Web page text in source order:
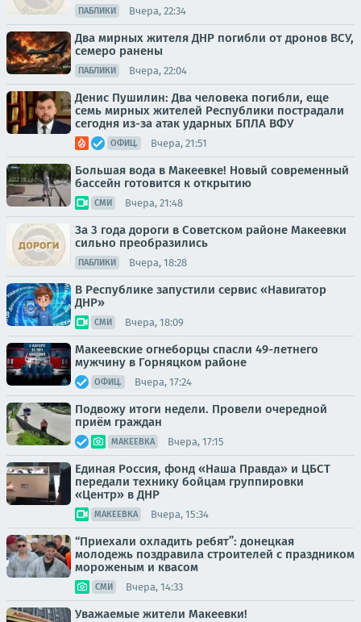
ПАБЛИКИ Вчера, 22:34
Два мирных жителя ДНР погибли от дронов ВСУ,
семеро ранены
ПАБЛИКИ Вчера, 22:04
Денис Пушилин: Два человека погибли, еще
семь мирных жителей Республики пострадали
сегодня из-за атак ударных БПЛА ВФУ
ОФИЦ. Вчера, 21:51
Большая вода в Макеевке! Новый современный
бассейн готовится к открытию
СМИ Вчера, 21:48
За 3 года дороги в Советском районе Макеевки
сильно преобразились
ПАБЛИКИ Вчера, 18:28
В Республике запустили сервис «Навигатор
ДНР»
СМИ Вчера, 18:09
Макеевские огнеборцы спасли 49-летнего
мужчину в Горняцком районе
ОФИЦ. Вчера, 17:24
Подвожу итоги недели. Провели очередной
приём граждан
МАКЕЕВКА Вчера, 17:15
Единая Россия, фонд «Наша Правда» и ЦБСТ
передали технику бойцам группировки
«Центр» в ДНР
МАКЕЕВКА Вчера, 15:34
“Приехали охладить ребят”: донецкая
молодежь поздравила строителей с праздником
мороженым и квасом
СМИ Вчера, 14:33
Уважаемые жители Макеевки!